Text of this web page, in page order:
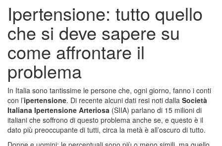
Ipertensione: tutto quello
che si deve sapere su
come affrontare il
problema
In Italia sono tantissime le persone che, ogni giorno, fanno i conti
con l’ipertensione. Di recente alcuni dati resi noti dalla Società
Italiana Ipertensione Arteriosa (SIIA) parlano di 15 milioni di
italiani che soffrono di questo problema anche se, e questo è il
dato più preoccupante di tutti, circa la metà è all’oscuro di tutto.